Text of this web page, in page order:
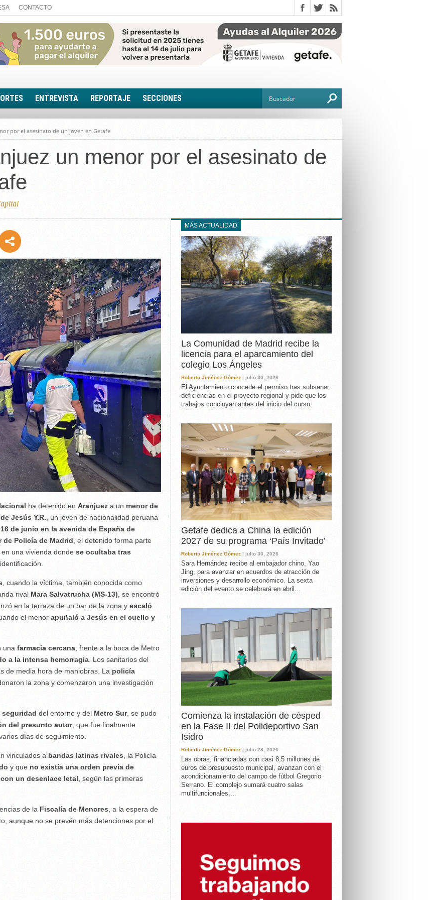
CONTACTO
ENTREVISTA REPORTAJE SECCIONES
FOTONOTICIA
RINCÓN PSICOLÓGICO
LA VOZ DE LA
EXPERIENCIA
IN MEMORIAM
MEMORIA RECUPERADA
UN MINUTO EN EL
MUSEO
VARIOS
por el asesinato de un joven en Getafe
un menor por el asesinato de
ha detenido en Aranjuez a un menor de
Jesús Y.R. , un joven de nacionalidad peruana
16 de junio en la avenida de España de
de Policía de Madrid , el detenido forma parte
en una vivienda donde se ocultaba tras
, cuando la víctima, también conocida como
rival Mara Salvatrucha (MS-13) , se encontró
en la terraza de un bar de la zona y escaló
el menor apuñaló a Jesús en el cuello y
una farmacia cercana , frente a la boca de Metro
a la intensa hemorragia . Los sanitarios del
de media hora de maniobras. La policía
la zona y comenzaron una investigación
seguridad del entorno y del Metro Sur, se pudo
del presunto autor, que fue finalmente
días de seguimiento.
vinculados a bandas latinas rivales , la Policía
y que no existía una orden previa de
un desenlace letal , según las primeras
de la Fiscalía de Menores , a la espera de
aunque no se prevén más detenciones por el
MÁS ACTUALIDAD
La Comunidad de Madrid recibe la
licencia para el aparcamiento del
colegio Los Ángeles
Roberto Jiménez Gómez | julio 30, 2026
El Ayuntamiento concede el permiso tras subsanar
deficiencias en el proyecto regional y pide que los
trabajos concluyan antes del inicio del curso.
Getafe dedica a China la edición
2027 de su programa ‘País Invitado’
Roberto Jiménez Gómez | julio 30, 2026
Sara Hernández recibe al embajador chino, Yao
Jing, para avanzar en acuerdos de atracción de
inversiones y desarrollo económico. La sexta
edición del evento se celebrará en abril...
Comienza la instalación de césped
en la Fase II del Polideportivo San
Isidro
Roberto Jiménez Gómez | julio 28, 2026
Las obras, financiadas con casi 8,5 millones de
euros de presupuesto municipal, avanzan con el
acondicionamiento del campo de fútbol Gregorio
Serrano. El complejo sumará cuatro salas
multifuncionales,...